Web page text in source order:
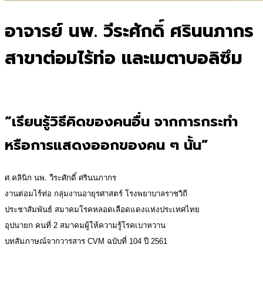
อาจารย์ นพ. วีระศักดิ์ ศรินนภากร
สาขาต่อมไร้ท่อ และเมตาบอลิซึม
“เรียนรู้วิธีคิดของคนอื่น จากการกระทำ
หรือการแสดงออกของคน ๆ นั้น”
ศ.คลินิก นพ. วีระศักดิ์ ศรินนภากร
งานต่อมไร้ท่อ กลุ่มงานอายุรศาสตร์ โรงพยาบาลราชวิถี
ประชาสัมพันธ์ สมาคมโรคหลอดเลือดแดงแห่งประเทศไทย
อุปนายก คนที่ 2 สมาคมผู้ให้ความรู้โรคเบาหวาน
บทสัมภาษณ์จากวารสาร CVM ฉบับที่ 104 ปี 2561